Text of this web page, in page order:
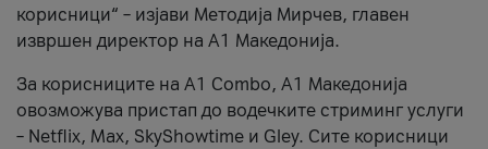
корисници“ – изјави Методија Мирчев, главен
извршен директор на А1 Македонија.
За корисниците на A1 Combo, А1 Македонија
овозможува пристап до водечките стриминг услуги
– Netflix, Max, SkyShowtime и Gley. Сите корисници